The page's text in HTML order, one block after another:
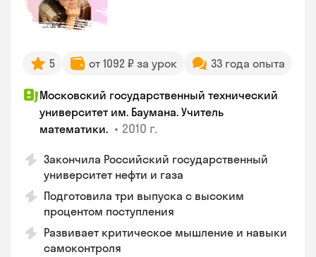
5 от 1092 ₽ за урок 33 года опыта
Московский государственный технический
университет им. Баумана. Учитель
математики. • 2010 г.
Закончила Российский государственный
университет нефти и газа
Подготовила три выпуска с высоким
процентом поступления
Развивает критическое мышление и навыки
самоконтроля